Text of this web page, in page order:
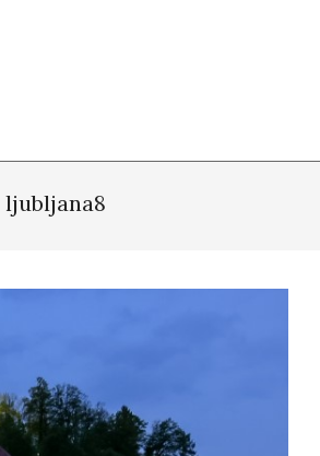
ljubljana8